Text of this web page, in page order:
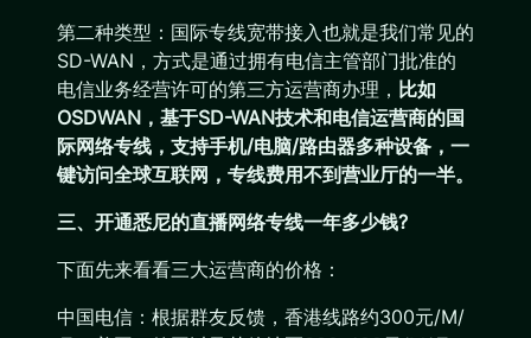
第二种类型：国际专线宽带接入也就是我们常见的
SD-WAN，方式是通过拥有电信主管部门批准的
电信业务经营许可的第三方运营商办理， 比如
OSDWAN，基于SD-WAN技术和电信运营商的国
际网络专线，支持手机/电脑/路由器多种设备，一
键访问全球互联网，专线费用不到营业厅的一半。
三、开通悉尼的直播网络专线一年多少钱?
下面先来看看三大运营商的价格：
中国电信：根据群友反馈，香港线路约300元/M/